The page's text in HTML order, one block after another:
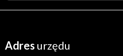
Adres urzędu